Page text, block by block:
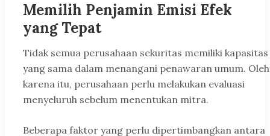
Memilih Penjamin Emisi Efek
yang Tepat
Tidak semua perusahaan sekuritas memiliki kapasitas
yang sama dalam menangani penawaran umum. Oleh
karena itu, perusahaan perlu melakukan evaluasi
menyeluruh sebelum menentukan mitra.
Beberapa faktor yang perlu dipertimbangkan antara